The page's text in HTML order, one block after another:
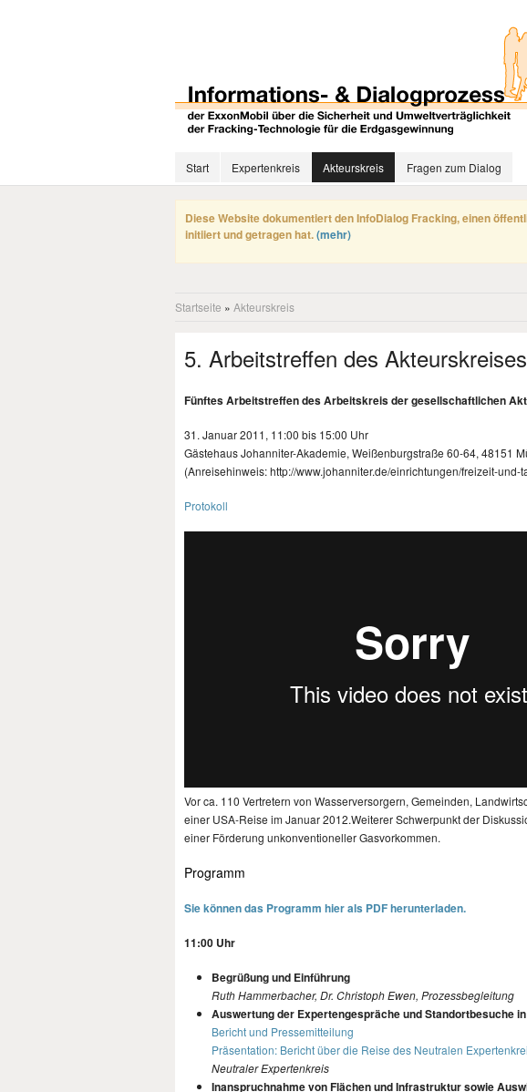
Start Expertenkreis Akteurskreis Fragen zum Dialog
Diese Website dokumentiert den InfoDialog Fracking, einen
initiiert und getragen hat.(mehr)
Startseite » Akteurskreis
5. Arbeitstreffen des Akteurskreises
Fünftes Arbeitstreffen des Arbeitskreis der gesellschaftlichen
31. Januar 2011, 11:00 bis 15:00 Uhr
Gästehaus Johanniter-Akademie, Weißenburgstraße 60-64, 48151
(Anreisehinweis: http://www.johanniter.de/einrichtungen/freizeit-
Protokoll
Vor ca. 110 Vertretern von Wasserversorgern, Gemeinden,
einer USA-Reise im Januar 2012.Weiterer Schwerpunkt der
einer Förderung unkonventioneller Gasvorkommen.
Programm
Sie können das Programm hier als PDF herunterladen.
11:00 Uhr
Begrüßung und Einführung
Ruth Hammerbacher, Dr. Christoph Ewen, Prozessbegleitung
Auswertung der Expertengespräche und Standortbesuche
Bericht und Pressemitteilung
Präsentation: Bericht über die Reise des Neutralen
Neutraler Expertenkreis
Inanspruchnahme von Flächen und Infrastruktur sowie